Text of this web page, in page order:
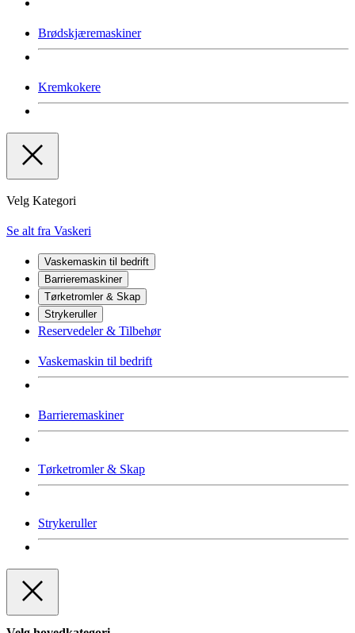
Brødskjæremaskiner
Kremkokere
Velg Kategori
Se alt fra Vaskeri
Vaskemaskin til bedrift
Barrieremaskiner
Tørketromler & Skap
Strykeruller
Reservedeler & Tilbehør
Vaskemaskin til bedrift
Barrieremaskiner
Tørketromler & Skap
Strykeruller